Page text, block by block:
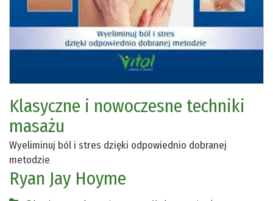
Klasyczne i nowoczesne techniki
masażu
Wyeliminuj ból i stres dzięki odpowiednio dobranej
metodzie
Ryan Jay Hoyme